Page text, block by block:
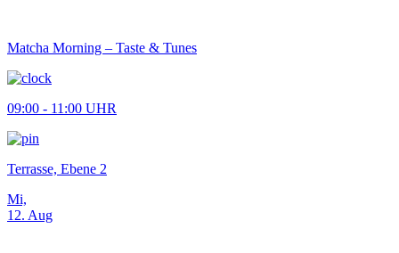
Matcha Morning – Taste & Tunes
09:00 - 11:00 UHR
Terrasse, Ebene 2
Mi,
12. Aug